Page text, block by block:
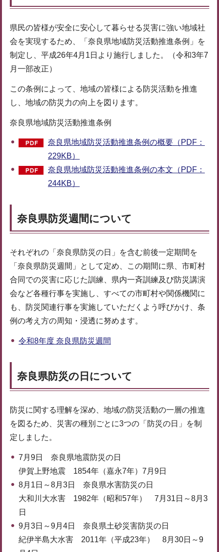
県民の皆様が安全に安心して暮らせる災害に強い地域社
会を実現するため、「奈良県地域防災活動推進条例」を
制定し、平成26年4月1日より施行しました。（令和3年7
月一部改正）
この条例によって、地域の皆様による防災活動を推進
し、地域の防災力の向上を図ります。
奈良県地域防災活動推進条例
奈良県地域防災活動推進条例の概要（PDF：
229KB）
奈良県地域防災活動推進条例の本文（PDF：
244KB）
奈良県防災週間について
それぞれの「奈良県防災の日」を含む前後一定期間を
「奈良県防災週間」として定め、この期間に県、市町村
合同での災害に応じた訓練、県内一斉訓練及び防災講演
会など各種行事を実施し、すべての市町村や関係機関に
も、防災関連行事を実施していただくよう呼びかけ、条
例の考え方の周知・浸透に努めます。
令和8年度 奈良県防災週間
奈良県防災の日について
防災に関する理解を深め、地域の防災活動の一層の推進
を図るため、災害の種別ごとに3つの「防災の日」を制
定しました。
7月9日 奈良県地震防災の日
伊賀上野地震 1854年（嘉永7年）7月9日
8月1日～8月3日 奈良県水害防災の日
大和川大水害 1982年（昭和57年） 7月31日～8月3
日
9月3日～9月4日 奈良県土砂災害防災の日
紀伊半島大水害 2011年（平成23年） 8月30日～9